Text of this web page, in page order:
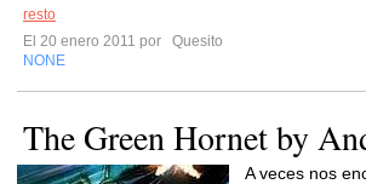
resto
El 20 enero 2011 por
Quesito
NONE
The Green Hornet by
A veces nos